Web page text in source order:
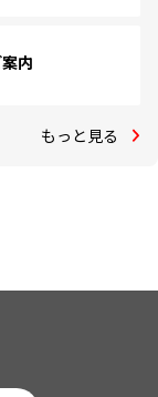
内
もっと見る